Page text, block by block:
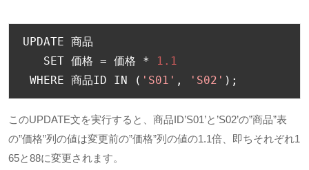
UPDATE 商品
   SET
価格 = 価格 *
1.1
WHERE 商品ID IN ( 'S01' , 'S02' );
このUPDATE文を実行すると、商品ID’S01’と’S02’の”商品”表
の”価格”列の値は変更前の”価格”列の値の1.1倍、即ちそれぞれ1
65と88に変更されます。